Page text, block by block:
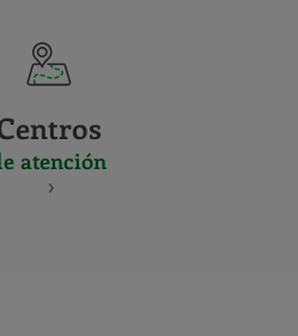
atención